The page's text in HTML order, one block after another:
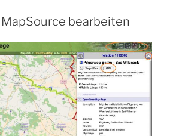
bearbeiten